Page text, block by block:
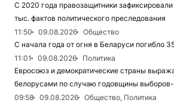
С 2020 года правозащитники
тыс. фактов политического преследования
11:50
09.08.2026
Общество
С начала года от огня в Беларуси погибло
11:01
09.08.2026
Политика
Евросоюз и демократические страны
белорусами по случаю годовщины
09:58
09.08.2026
Общество, Политика